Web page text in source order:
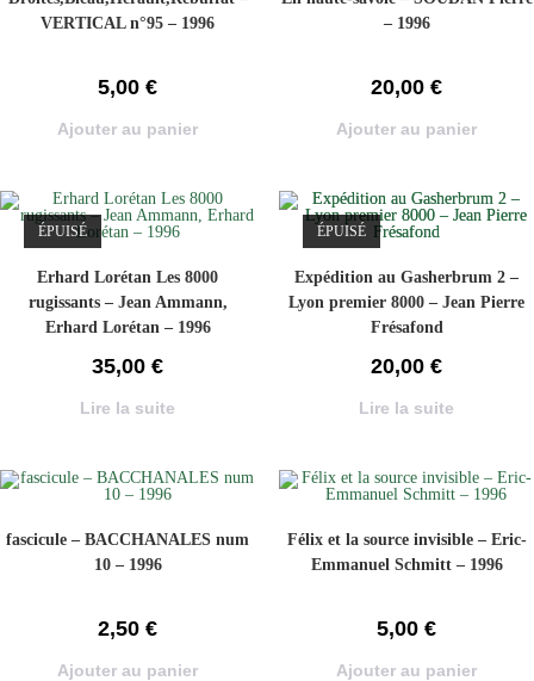
VERTICAL n°95 – 1996
5,00 €
Ajouter au panier
– 1996
20,00 €
Ajouter au panier
ÉPUISÉ
Erhard Lorétan Les 8000
rugissants – Jean Ammann,
Erhard Lorétan – 1996
35,00 €
Lire la suite
ÉPUISÉ
Expédition au Gasherbrum 2 –
Lyon premier 8000 – Jean Pierre
Frésafond
20,00 €
Lire la suite
fascicule – BACCHANALES num
10 – 1996
2,50 €
Ajouter au panier
Félix et la source invisible – Eric-
Emmanuel Schmitt – 1996
5,00 €
Ajouter au panier